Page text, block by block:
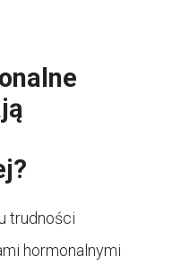
trudności
hormonalnymi